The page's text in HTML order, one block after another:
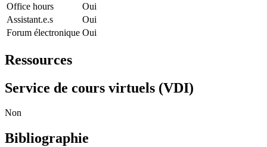
Office hours
Oui
Assistant.e.s
Oui
Forum électronique Oui
Ressources
Service de cours virtuels (VDI)
Non
Bibliographie